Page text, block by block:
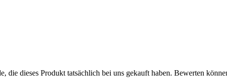
dieses Produkt tatsächlich bei uns gekauft haben. Bewerten